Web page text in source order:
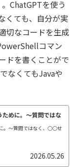
。ChatGPTを使う
くても、自分が実
切なコードを生成
コマン
ドを書くことがで
なくてもJavaや
めに。～質問ではな
。～質問ではなく、○○せ
2026.05.26